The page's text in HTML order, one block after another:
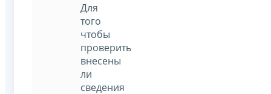
Для
того
чтобы
проверить
внесены
ли
сведения